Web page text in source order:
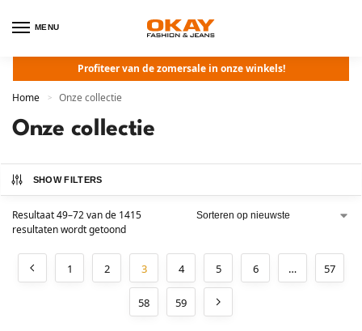
MENU
Profiteer van de zomersale in onze winkels!
Home > Onze collectie
Onze collectie
SHOW FILTERS
Resultaat 49–72 van de 1415
resultaten wordt getoond
1 2 3 4 5 6 … 57
58 59